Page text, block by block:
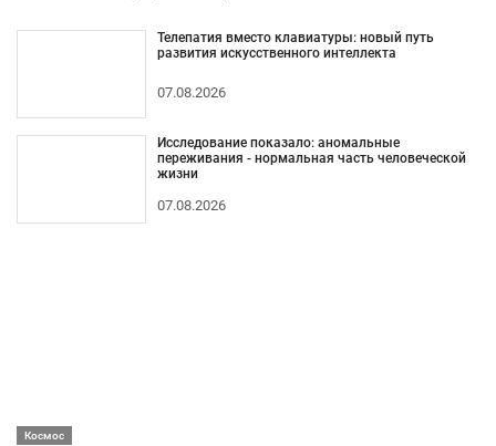
Телепатия вместо клавиатуры: новый путь
развития искусственного интеллекта
07.08.2026
Исследование показало: аномальные
переживания - нормальная часть человеческой
жизни
07.08.2026
Космос